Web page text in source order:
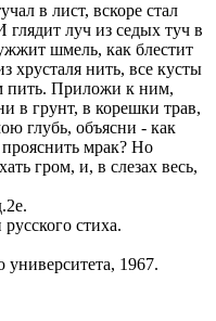
в лист, вскоре стал
луч из седых туч в
шмель, как блестит
хрусталя нить, все кусты
пить. Приложи к ним,
в грунт, в корешки трав,
глубь, объясни - как
мрак? Но
гром, и, в слезах весь,
стиха.
1967.